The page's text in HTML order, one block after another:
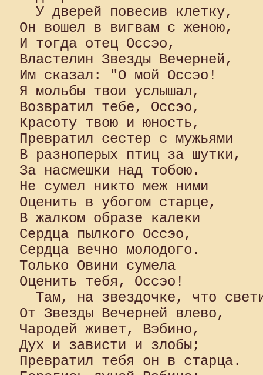
  У дверей повесив клетку,
Он вошел в вигвам с женою,
И тогда отец Оссэо,
Властелин Звезды Вечерней,
Им сказал: "О мой Оссэо!
Я мольбы твои услышал,
Возвратил тебе, Оссэо,
Красоту твою и юность,
Превратил сестер с мужьями
В разноперых птиц за шутки,
За насмешки над тобою.
Не сумел никто меж ними
Оценить в убогом старце,
В жалком образе калеки
Сердца пылкого Оссэо,
Сердца вечно молодого.
Только Овини сумела
Оценить тебя, Оссэо!
Там, на звездочке, что
От Звезды Вечерней влево,
Чародей живет, Вэбино,
Дух и зависти и злобы;
Превратил тебя он в старца.